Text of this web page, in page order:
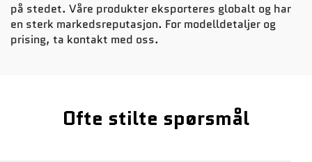
på stedet. Våre produkter eksporteres globalt og har
en sterk markedsreputasjon. For modelldetaljer og
prising, ta kontakt med oss.
Ofte stilte spørsmål